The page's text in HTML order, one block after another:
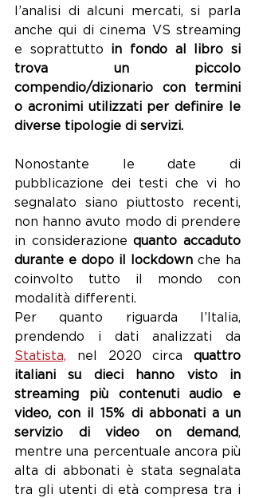
l’analisi di alcuni mercati, si parla
anche qui di cinema VS streaming
e soprattutto in fondo al libro si
trova un piccolo
compendio/dizionario con termini
o acronimi utilizzati per definire le
diverse tipologie di servizi.
Nonostante le date di
pubblicazione dei testi che vi ho
segnalato siano piuttosto recenti,
non hanno avuto modo di prendere
in considerazione quanto accaduto
durante e dopo il lockdown che ha
coinvolto tutto il mondo con
modalità differenti.
Per quanto riguarda l’Italia,
Statista, nel 2020 circa quattro
italiani su dieci hanno visto in
streaming più contenuti audio e
video, con il 15% di abbonati a un
servizio di video on demand,
mentre una percentuale ancora più
alta di abbonati è stata segnalata
tra gli utenti di età compresa tra i